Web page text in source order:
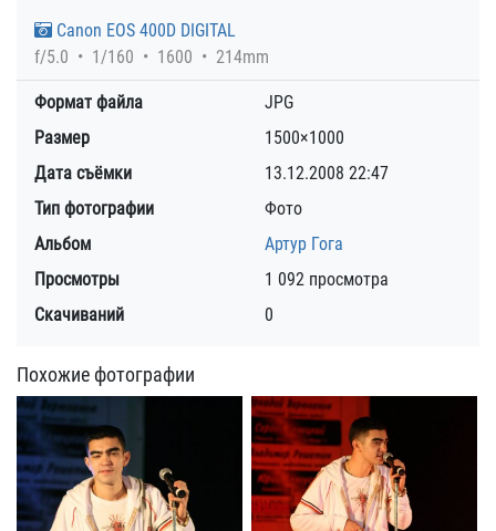
Canon EOS 400D DIGITAL
f/5.0
1/160 1600 214mm
Формат файла
JPG
Размер
1500×1000
Дата съёмки
13.12.2008 22:47
Тип фотографии
Фото
Альбом
Артур Гога
Просмотры
1 092 просмотра
Скачиваний
0
Похожие фотографии